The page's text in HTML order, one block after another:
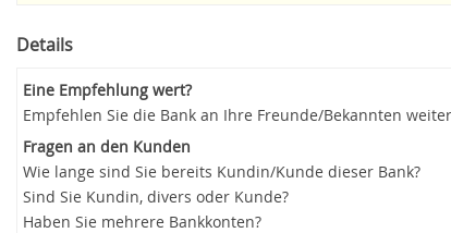
Details
Eine Empfehlung wert?
Empfehlen Sie die Bank an Ihre Freunde/Bekannten
Fragen an den Kunden
Wie lange sind Sie bereits Kundin/Kunde dieser Bank?
Sind Sie Kundin, divers oder Kunde?
Haben Sie mehrere Bankkonten?